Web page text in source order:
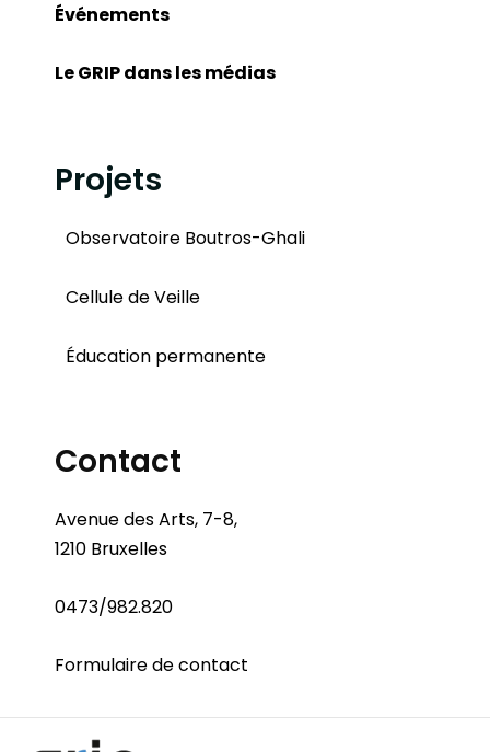
Événements
Le GRIP dans les médias
Projets
Observatoire Boutros-Ghali
Cellule de Veille
Éducation permanente
Contact
Avenue des Arts, 7-8,
1210 Bruxelles
0473/982.820
Formulaire de contact